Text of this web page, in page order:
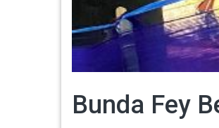
Bunda Fey